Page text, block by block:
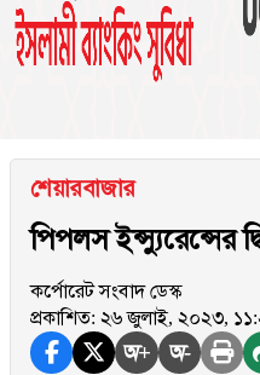
শেয়ারবাজার
পিপলস ইন্স্যুরেন্সের
কর্পোরেট সংবাদ ডেস্ক
প্রকাশিত: ২৬ জুলাই, ২০২৩,
অ+ অ-